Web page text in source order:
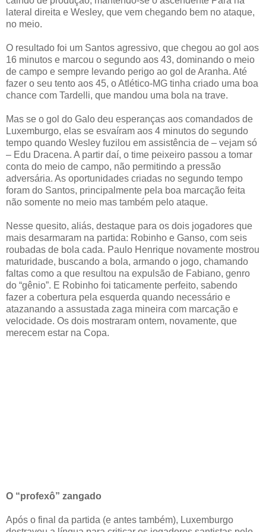
lateral direita e Wesley, que vem chegando bem no ataque,
no meio.
O resultado foi um Santos agressivo, que chegou ao gol aos
16 minutos e marcou o segundo aos 43, dominando o meio
de campo e sempre levando perigo ao gol de Aranha. Até
fazer o seu tento aos 45, o Atlético-MG tinha criado uma boa
chance com Tardelli, que mandou uma bola na trave.
Mas se o gol do Galo deu esperanças aos comandados de
Luxemburgo, elas se esvaíram aos 4 minutos do segundo
tempo quando Wesley fuzilou em assistência de – vejam só
– Edu Dracena. A partir daí, o time peixeiro passou a tomar
conta do meio de campo, não permitindo a pressão
adversária. As oportunidades criadas no segundo tempo
foram do Santos, principalmente pela boa marcação feita
não somente no meio mas também pelo ataque.
Nesse quesito, aliás, destaque para os dois jogadores que
mais desarmaram na partida: Robinho e Ganso, com seis
roubadas de bola cada. Paulo Henrique novamente mostrou
maturidade, buscando a bola, armando o jogo, chamando
faltas como a que resultou na expulsão de Fabiano, genro
do “gênio”. E Robinho foi taticamente perfeito, sabendo
fazer a cobertura pela esquerda quando necessário e
atazanando a assustada zaga mineira com marcação e
velocidade. Os dois mostraram ontem, novamente, que
merecem estar na Copa.
O “profexô” zangado
Após o final da partida (e antes também), Luxemburgo